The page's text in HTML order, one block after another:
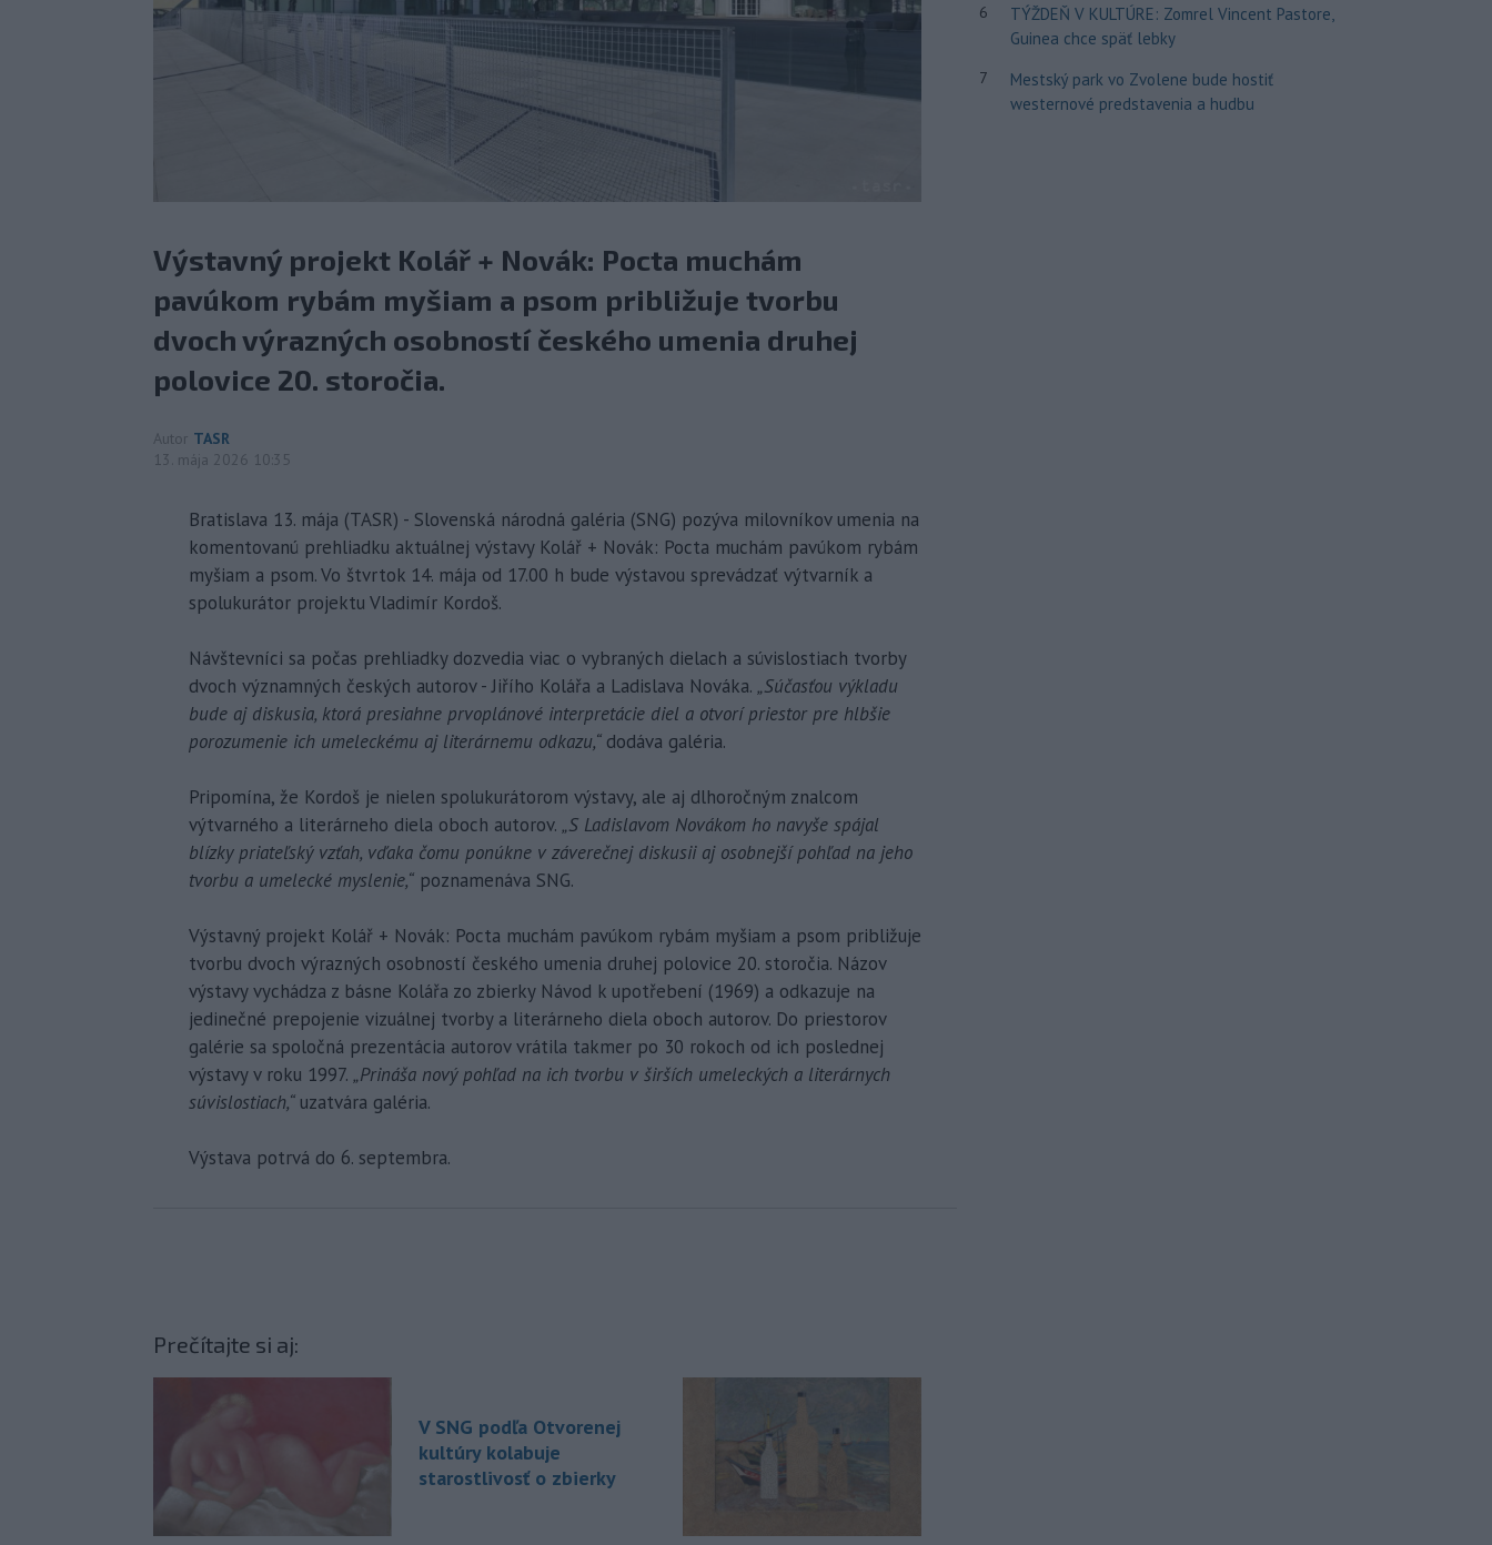
Výstavný projekt Kolář + Novák: Pocta muchám
pavúkom rybám myšiam a psom približuje tvorbu
dvoch výrazných osobností českého umenia druhej
polovice 20. storočia.
Autor TASR
13. mája 2026 10:35
Bratislava 13. mája (TASR) - Slovenská národná galéria (SNG) pozýva milovníkov umenia na
komentovanú prehliadku aktuálnej výstavy Kolář + Novák: Pocta muchám pavúkom rybám
myšiam a psom. Vo štvrtok 14. mája od 17.00 h bude výstavou sprevádzať výtvarník a
spolukurátor projektu Vladimír Kordoš.
Návštevníci sa počas prehliadky dozvedia viac o vybraných dielach a súvislostiach tvorby
dvoch významných českých autorov - Jiřího Kolářa a Ladislava Nováka. „Súčasťou výkladu
bude aj diskusia, ktorá presiahne prvoplánové interpretácie diel a otvorí priestor pre hlbšie
porozumenie ich umeleckému aj literárnemu odkazu,“ dodáva galéria.
Pripomína, že Kordoš je nielen spolukurátorom výstavy, ale aj dlhoročným znalcom
výtvarného a literárneho diela oboch autorov. „S Ladislavom Novákom ho navyše spájal
blízky priateľský vzťah, vďaka čomu ponúkne v záverečnej diskusii aj osobnejší pohľad na jeho
tvorbu a umelecké myslenie,“ poznamenáva SNG.
Výstavný projekt Kolář + Novák: Pocta muchám pavúkom rybám myšiam a psom približuje
tvorbu dvoch výrazných osobností českého umenia druhej polovice 20. storočia. Názov
výstavy vychádza z básne Kolářa zo zbierky Návod k upotřebení (1969) a odkazuje na
jedinečné prepojenie vizuálnej tvorby a literárneho diela oboch autorov. Do priestorov
galérie sa spoločná prezentácia autorov vrátila takmer po 30 rokoch od ich poslednej
výstavy v roku 1997. „Prináša nový pohľad na ich tvorbu v širších umeleckých a literárnych
súvislostiach,“ uzatvára galéria.
Výstava potrvá do 6. septembra.
Prečítajte si aj:
V SNG podľa Otvorenej
kultúry kolabuje
starostlivosť o zbierky
6
TÝŽDEŇ V KULTÚRE: Zomrel Vincent Pastore,
Guinea chce späť lebky
7
Mestský park vo Zvolene bude hostiť
westernové predstavenia a hudbu